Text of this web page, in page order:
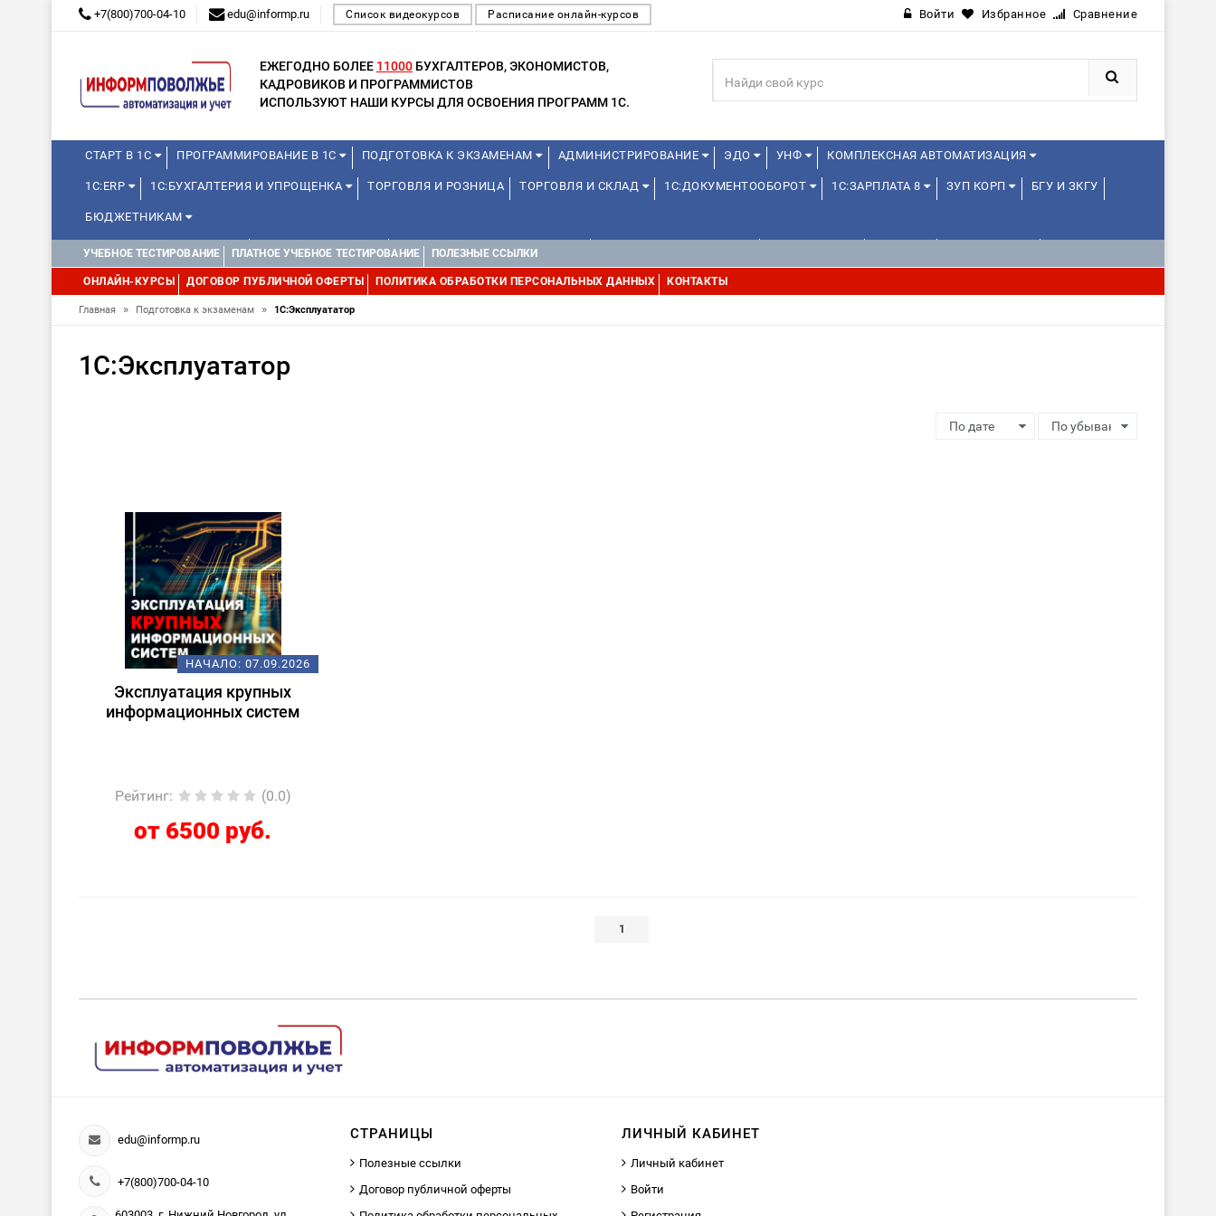
+7(800)700-04-10 edu@informp.ru Список видеокурсов Расписание онлайн-курсов Войти Избранное Сравнение
ЕЖЕГОДНО БОЛЕЕ 11000 БУХГАЛТЕРОВ, ЭКОНОМИСТОВ,
КАДРОВИКОВ И ПРОГРАММИСТОВ
ИСПОЛЬЗУЮТ НАШИ КУРСЫ ДЛЯ ОСВОЕНИЯ ПРОГРАММ 1С.
СТАРТ В 1С ПРОГРАММИРОВАНИЕ В 1С ПОДГОТОВКА К ЭКЗАМЕНАМ АДМИНИСТРИРОВАНИЕ ЭДО УНФ КОМПЛЕКСНАЯ АВТОМАТИЗАЦИЯ
1С:ERP 1С:БУХГАЛТЕРИЯ И УПРОЩЕНКА ТОРГОВЛЯ И РОЗНИЦА ТОРГОВЛЯ И СКЛАД 1С:ДОКУМЕНТООБОРОТ 1С:ЗАРПЛАТА 8 ЗУП КОРП БГУ И ЗКГУ
БЮДЖЕТНИКАМ
КУРСЫ ДЛЯ ШКОЛЬНИКОВ ДЛЯ ШКОЛЬНИКОВ 1С:УПРАВЛЕНИЕ ХОЛДИНГОМ
WEB, JAVA И ANDROID
УЧЕБНОЕ ТЕСТИРОВАНИЕ ПЛАТНОЕ УЧЕБНОЕ ТЕСТИРОВАНИЕ ПОЛЕЗНЫЕ ССЫЛКИ
ОНЛАЙН-КУРСЫ ДОГОВОР ПУБЛИЧНОЙ ОФЕРТЫ ПОЛИТИКА ОБРАБОТКИ ПЕРСОНАЛЬНЫХ ДАННЫХ КОНТАКТЫ
Главная » Подготовка к экзаменам » 1С:Эксплуататор
1С:Эксплуататор
НАЧАЛО: 07.09.2026
Эксплуатация крупных
информационных систем
Рейтинг: (0.0)
от 6500 руб.
1
edu@informp.ru
+7(800)700-04-10
СТРАНИЦЫ
Полезные ссылки
Договор публичной оферты
ЛИЧНЫЙ КАБИНЕТ
Личный кабинет
Войти